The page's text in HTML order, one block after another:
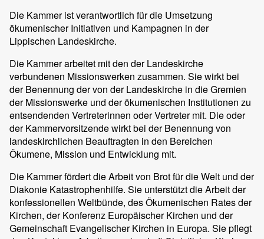
Die Kammer ist verantwortlich für die Umsetzung
ökumenischer Initiativen und Kampagnen in der
Lippischen Landeskirche.
Die Kammer arbeitet mit den der Landeskirche
verbundenen Missionswerken zusammen. Sie wirkt bei
der Benennung der von der Landeskirche in die Gremien
der Missionswerke und der ökumenischen Institutionen zu
entsendenden Vertreterinnen oder Vertreter mit. Die oder
der Kammervorsitzende wirkt bei der Benennung von
landeskirchlichen Beauftragten in den Bereichen
Ökumene, Mission und Entwicklung mit.
Die Kammer fördert die Arbeit von Brot für die Welt und der
Diakonie Katastrophenhilfe. Sie unterstützt die Arbeit der
konfessionellen Weltbünde, des Ökumenischen Rates der
Kirchen, der Konferenz Europäischer Kirchen und der
Gemeinschaft Evangelischer Kirchen in Europa. Sie pflegt